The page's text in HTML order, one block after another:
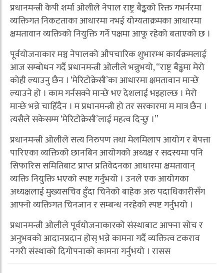
प्रधानमन्त्री केपी शर्मा ओलीले नेपाल राष्ट्र बैङ्कको रिक्त गभर्नरमा
व्यक्तिगत निकटताका आधारमा नभई योग्यताक्रमका आधारमा
क्षमतावान व्यक्तिको नियुक्ति गर्ने पक्षमा आफू रहेको बताएको छ ।
पूर्वयोजनाकार मञ्च नेपालको औपचारिक शुभारम्भ कार्यक्रमलाई
आज सम्बोधन गर्दै प्रधानमन्त्री ओलीले भन्नुभयो, “राष्ट्र बैङ्कमा मेरो
कोही ल्याउनु छैन । ‘मेरिटोक्रेसी’का आधारमा क्षमतावान मान्छे
ल्याउने हो । काम गर्नसक्ने मान्छे भए देशलाई भइहाल्छ । मेरो
मान्छे भन्ने चाहिँदैन । म प्रधानमन्त्री हो तर सरकारमा म मात्र छैन ।
त्यसैले सकेसम्म ‘मेरिटोक्रेसी’लाई महत्व दिन्छु ।”
प्रधानमन्त्री ओलीले सत्य निरुपण तथा मेलमिलाप आयोग र बेपत्ता
पारिएका व्यक्तिको छानबिन आयोगको अध्यक्ष र सदस्यमा पनि
सिफारिस समितिबाट प्राप्त प्रतिवेदनका आधारमा क्षमतावान्
व्यक्ति नियुक्ति भएको स्पष्ट गर्नुभयो । उनले एक आयोगका
अध्यक्षलाई मुख्यसचिव हुँदा चिनेको बाहेक अरु पदाधिकारीसँग
आफ्नो व्यक्तिगत चिनजान र सम्बन्ध नरहेको स्पष्ट गर्नुभयो ।
प्रधानमन्त्री ओलीले पूर्वयोजनाकारको संस्थाबाट आफ्ना सोच र
अनुभवको आदानप्रदान होस् भन्ने कामना गर्दै व्यक्तित्व टकराव
नगरी संस्थाको दिगोपनाको कामना गर्नुभयो । रासस